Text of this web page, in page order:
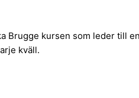
Brugge kursen som leder till
kväll.